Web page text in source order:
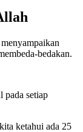
bedakan.
pada setiap
ketahui ada 25